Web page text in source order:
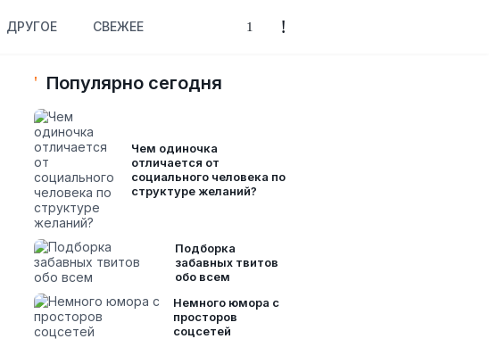
ДРУГОЕ СВЕЖЕЕ
Популярно сегодня
Чем одиночка
отличается от
социального человека по
структуре желаний?
Подборка
забавных твитов
обо всем
Немного юмора с
просторов
соцсетей